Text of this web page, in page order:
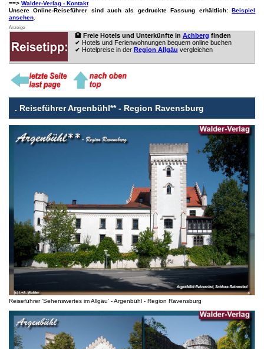
==> Walder-Verlag - Kontakt
Unsere Online-Reiseführer sind auch als gedruckte Fassung erhältlich:Beispiel
ansehen.
Anzeige
🏨 Freie Hotels und Unterkünfte in Achberg finden
✔ Hotels und Ferienwohnungen bequem online buchen
✔ Hotelpreise in der Region Allgäu vergleichen
. Reiseführer Argenbühl** - Region Ravensburg
Reiseführer 'Sehenswertes im Allgäu' - Argenbühl - Region Ravensburg